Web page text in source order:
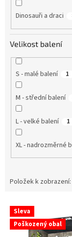
Dinosauři a draci
Velikost balení
S - malé balení 1
M - střední balení
L - velké balení 1
XL - nadrozměrné
Položek k zobrazení:
V
p
Sleva
Poškozený obal